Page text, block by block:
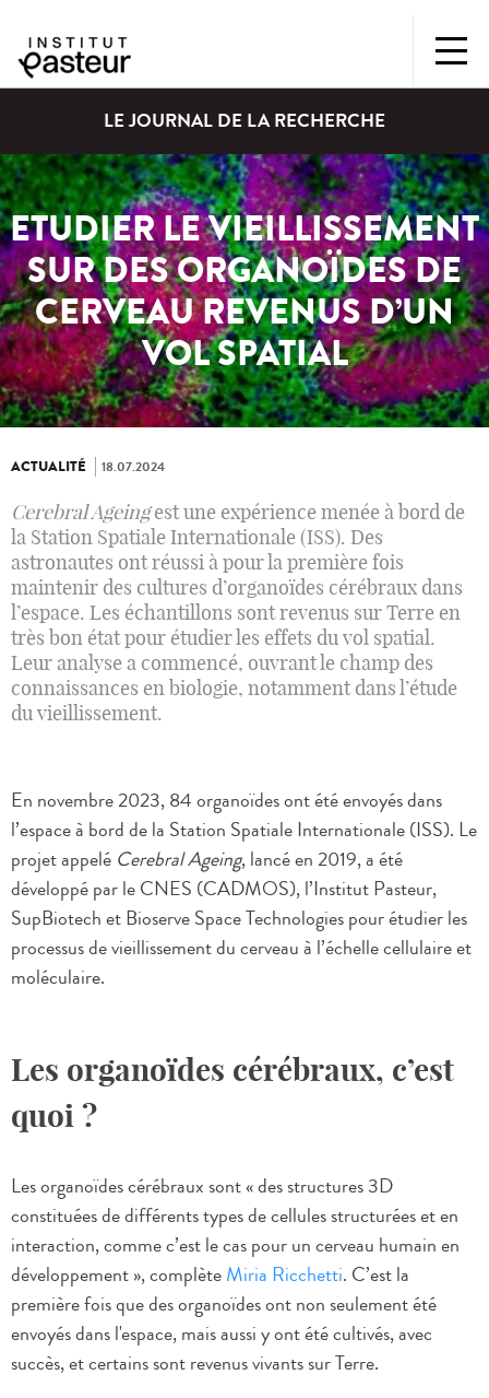
LE JOURNAL DE LA RECHERCHE
ETUDIER LE VIEILLISSEMENT
SUR DES ORGANOÏDES DE
CERVEAU REVENUS D’UN
VOL SPATIAL
ACTUALITÉ 18.07.2024
Cerebral Ageingest une expérience menée à bord de
la Station Spatiale Internationale (ISS). Des
astronautes ont réussi à pour la première fois
maintenir des cultures d’organoïdes cérébraux dans
l’espace. Les échantillons sont revenus sur Terre en
très bon état pour étudier les effets du vol spatial.
Leur analyse a commencé, ouvrant le champ des
connaissances en biologie, notamment dans l’étude
du vieillissement.
En novembre 2023, 84 organoïdes ont été envoyés dans
l’espace à bord de la Station Spatiale Internationale (ISS). Le
projet appelé Cerebral Ageing, lancé en 2019, a été
développé par le CNES (CADMOS), l’Institut Pasteur,
SupBiotech et Bioserve Space Technologies pour étudier les
processus de vieillissement du cerveau à l’échelle cellulaire et
moléculaire.
Les organoïdes cérébraux, c’est
quoi ?
Les organoïdes cérébraux sont « des structures 3D
constituées de différents types de cellules structurées et en
interaction, comme c’est le cas pour un cerveau humain en
développement », complèteMiria Ricchetti. C’est la
première fois que des organoïdes ont non seulement été
envoyés dans l'espace, mais aussi y ont été cultivés, avec
succès, et certains sont revenus vivants sur Terre.